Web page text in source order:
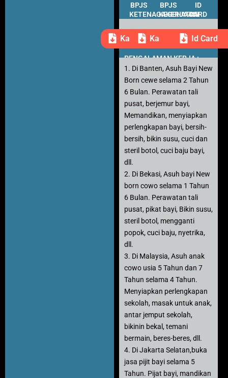
BPJS
KETENAGAKERJAAN
BPJS
KESEHATAN
ID
CARD
Kartu PesertaKartu PesertaId Card
PENGALAMAN KERJA :
1. Di Banten, Asuh Bayi New
Born cewe selama 2 Tahun
6 Bulan. Perawatan tali
pusat, berjemur bayi,
Memandikan, menyiapkan
perlengkapan bayi, bersih-
bersih, bikin susu, cuci dan
steril botol, cuci baju bayi,
dll.
2. Di Bekasi, Asuh bayi New
born cowo selama 1 Tahun
6 Bulan. Perawatan tali
pusat, pikat bayi, Bikin susu,
steril botol, mengganti
popok, cuci baju, nyetrika,
dll.
3. Di Malaysia, Asuh anak
cowo usia 5 Tahun dan 7
Tahun selama 4 Tahun.
Menyiapkan perlengkapan
sekolah, masak untuk anak,
antar jemput sekolah,
bikinin bekal, temani
bermain, beres-beres, dll.
4. Di Jakarta Selatan,buka
jasa pijit bayi selama 5
Tahun. Pijat bayi, mandikan